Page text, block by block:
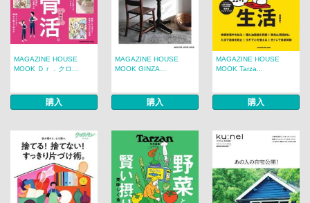
MAGAZINE HOUSE
MOOK Ｄｒ．クロ...
購入
MAGAZINE HOUSE
MOOK GINZA...
購入
MAGAZINE HOUSE
MOOK Tarza...
購入